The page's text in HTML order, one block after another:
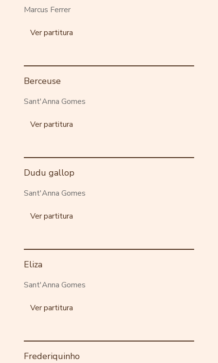
Marcus Ferrer
Ver partitura
Berceuse
Sant'Anna Gomes
Ver partitura
Dudu gallop
Sant'Anna Gomes
Ver partitura
Eliza
Sant'Anna Gomes
Ver partitura
Frederiquinho